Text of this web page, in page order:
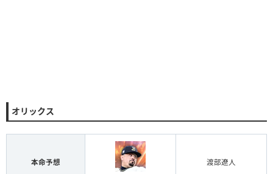
オリックス
本命予想
渡部遼人